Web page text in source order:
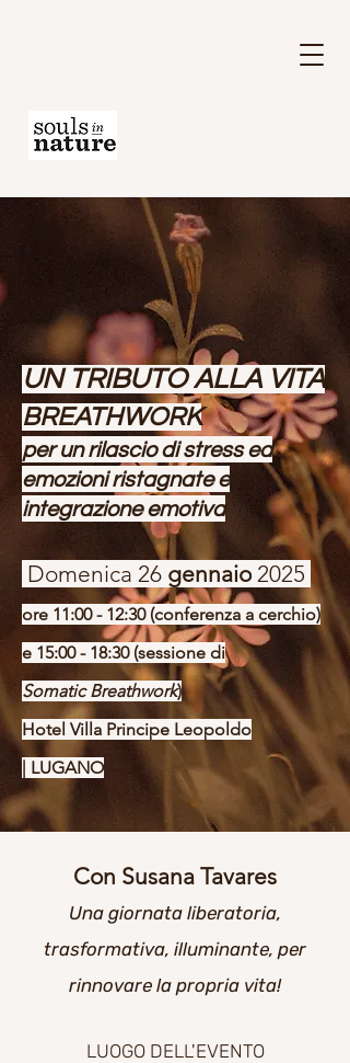
UN TRIBUTO ALLA VITA
BREATHWORK
per un rilascio di stress ed
emozioniristagnatee
integrazione emotiva
Domenica 26 gennaio 2025
ore 11:00 - 12:30 (conferenza a cerchio)
e 15:00 - 18:30 (sessione di
Somatic Breathwork)
Hotel Villa Principe Leopoldo
| LUGANO
Con Susana Tavares
Una giornata liberatoria,
trasformativa, illuminante, per
rinnovare la propria vita!
LUOGO DELL'EVENTO